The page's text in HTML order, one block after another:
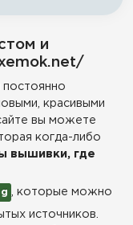
и
красивыми
вы можете
когда-либо
вышивки, где
, которые можно
источников.